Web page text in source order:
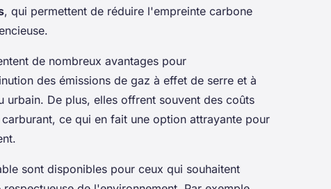
, qui permettent de réduire l'empreinte carbone
de nombreux avantages pour
des émissions de gaz à effet de serre et à
De plus, elles offrent souvent des coûts
ce qui en fait une option attrayante pour
sont disponibles pour ceux qui souhaitent